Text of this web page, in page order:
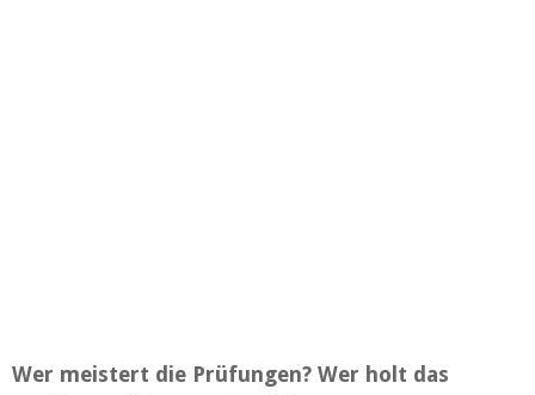
Wer meistert die Prüfungen? Wer holt das